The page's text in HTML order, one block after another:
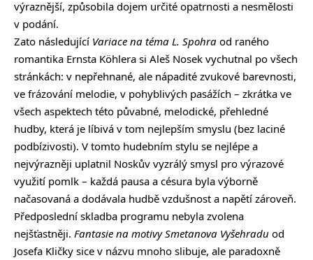
výraznější, způsobila dojem určité opatrnosti a nesmělosti
v podání.
Zato následující Variace na téma L. Spohra od raného
romantika Ernsta Köhlera si Aleš Nosek vychutnal po všech
stránkách: v nepřehnané, ale nápadité zvukové barevnosti,
ve frázování melodie, v pohyblivých pasážích – zkrátka ve
všech aspektech této půvabné, melodické, přehledné
hudby, která je líbivá v tom nejlepším smyslu (bez laciné
podbízivosti). V tomto hudebním stylu se nejlépe a
nejvýrazněji uplatnil Noskův vyzrálý smysl pro výrazové
využití pomlk – každá pausa a césura byla výborně
načasovaná a dodávala hudbě vzdušnost a napětí zároveň.
Předposlední skladba programu nebyla zvolena
nejšťastněji. Fantasie na motivy Smetanova Vyšehradu od
Josefa Kličky sice v názvu mnoho slibuje, ale paradoxně